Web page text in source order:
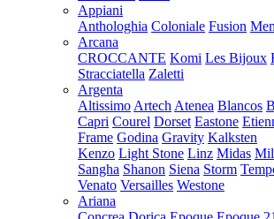
Appiani
Anthologhia Coloniale Fusion
Arcana
CROCCANTE Komi Les Bijoux
Stracciatella Zaletti
Argenta
Altissimo Artech Atenea Blancos
Capri Courel Dorset Eastone
Frame Godina Gravity Kalksten
Kenzo Light Stone Linz Midas
Sangha Shanon Siena Storm
Venato Versailles Westone
Ariana